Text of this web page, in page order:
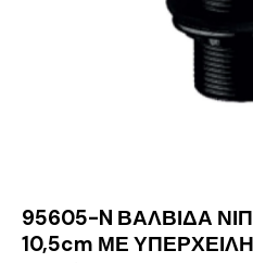
95605-N ΒΑΛΒΙΔΑ
10,5cm ΜΕ